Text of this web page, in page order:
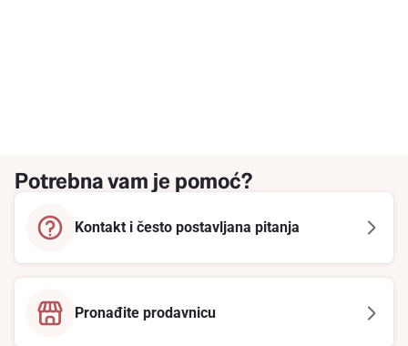
Potrebna vam je pomoć?
Kontakt i često postavljana pitanja
Pronađite prodavnicu